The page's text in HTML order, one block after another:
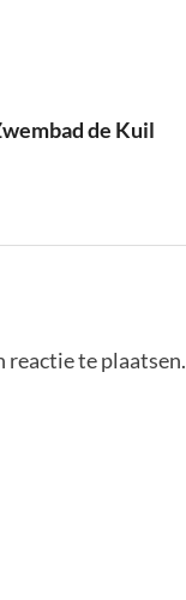
de Kuil
reactie te plaatsen.